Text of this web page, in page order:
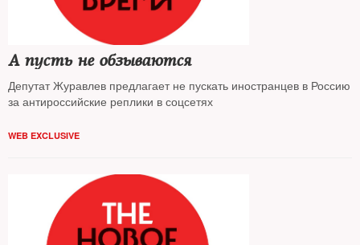
А пусть не обзываются
Депутат Журавлев предлагает не пускать иностранцев в Россию
за антироссийские реплики в соцсетях
WEB EXCLUSIVE